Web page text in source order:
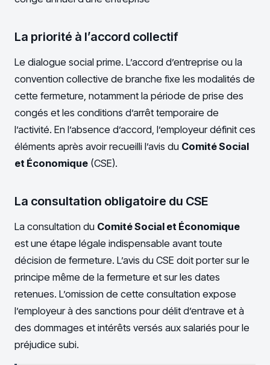
La priorité à l’accord collectif
Le dialogue social prime. L’accord d’entreprise ou la
convention collective de branche fixe les modalités de
cette fermeture, notamment la période de prise des
congés et les conditions d’arrêt temporaire de
l’activité. En l’absence d’accord, l’employeur définit ces
éléments après avoir recueilli l’avis du Comité Social
et Économique (CSE).
La consultation obligatoire du CSE
La consultation du Comité Social et Économique
est une étape légale indispensable avant toute
décision de fermeture. L’avis du CSE doit porter sur le
principe même de la fermeture et sur les dates
retenues. L’omission de cette consultation expose
l’employeur à des sanctions pour délit d’entrave et à
des dommages et intérêts versés aux salariés pour le
préjudice subi.